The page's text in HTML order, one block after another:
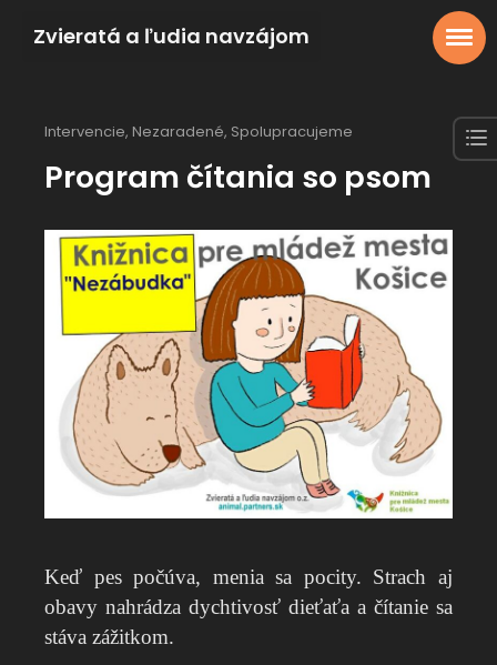
Zvieratá a ľudia navzájom
Intervencie, Nezaradené, Spolupracujeme
Program čítania so psom
Keď pes počúva, menia sa pocity. Strach aj
obavy nahrádza dychtivosť dieťaťa a čítanie sa
stáva zážitkom.